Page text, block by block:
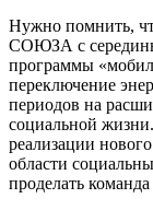
Нужно помнить,
СОЮЗА с
программы
переключение
периодов на
социальной
реализации
области
проделать